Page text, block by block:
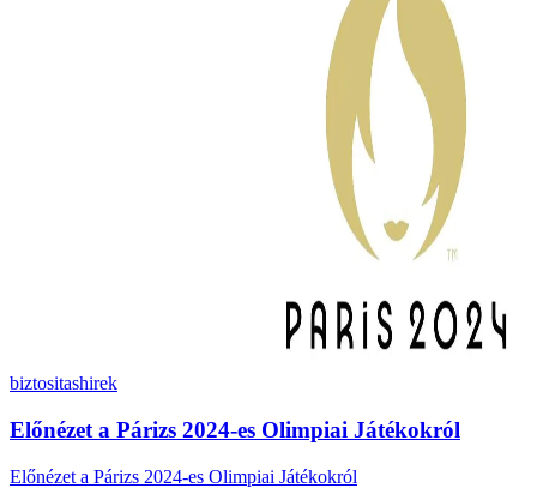
biztositashirek
Előnézet a Párizs 2024-es Olimpiai Játékokról
Előnézet a Párizs 2024-es Olimpiai Játékokról